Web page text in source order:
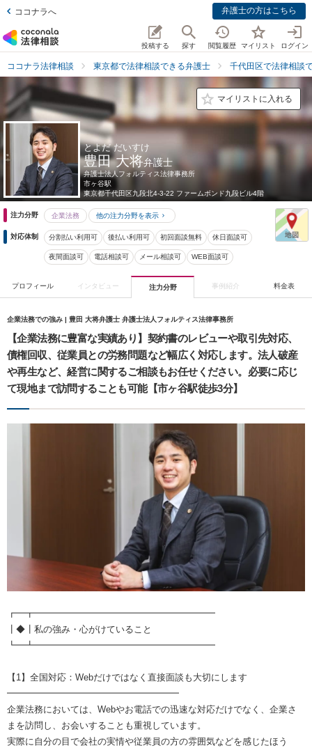
ココナラへ 弁護士の方はこちら
投稿する 探す 閲覧履歴 マイリスト ログイン
ココナラ法律相談 東京都で法律相談できる弁護士 千代田区で法律相談
マイリストに入れる
とよだ だいすけ
豊田 大将弁護士
弁護士法人フォルティス法律事務所
市ヶ谷駅
東京都千代田区九段北4-3-22 ファームボンド九段ビル4階
注力分野 企業法務 他の注力分野を表示
対応体制 分割払い利用可 後払い利用可 初回面談無料 休日面談可
夜間面談可 電話相談可 メール相談可 WEB面談可
プロフィール インタビュー 注力分野 事例紹介 料金表
企業法務での強み | 豊田 大将弁護士 弁護士法人フォルティス法律事務所
【企業法務に豊富な実績あり】契約書のレビューや取引先対応、
債権回収、従業員との労務問題など幅広く対応します。法人破産
や再生など、経営に関するご相談もお任せください。必要に応じ
て現地まで訪問することも可能【市ヶ谷駅徒歩3分】
┏━┳━━━━━━━━━━━━━━━━━━━━
┃◆┃私の強み・心がけていること
┗━┻━━━━━━━━━━━━━━━━━━━━
【1】全国対応：Webだけではなく直接面談も大切にします
━━━━━━━━━━━━━━━━━━━
企業法務においては、Webやお電話での迅速な対応だけでなく、企業さ
まを訪問し、お会いすることも重視しています。
実際に自分の目で会社の実情や従業員の方の雰囲気などを感じたほう